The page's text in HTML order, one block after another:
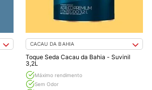
CACAU DA BAHIA
Toque Seda Cacau da Bahia - Suvinil
3,2L
Máximo rendimento
Sem Odor